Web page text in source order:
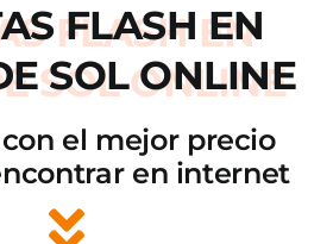
FLASH EN
SOL ONLINE
el mejor precio
en internet